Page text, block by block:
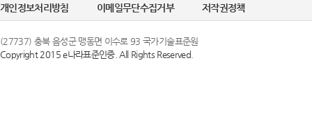
개인정보처리방침 이메일무단수집거부 저작권정책
(27737) 충북 음성군 맹동면 이수로 93 국가기술표준원
Copyright 2015 e나라표준인증. All Rights Reserved.